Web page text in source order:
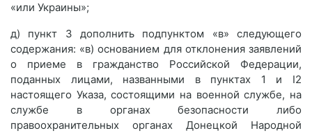
«или Украины»;
д) пункт 3 дополнить подпунктом «в» следующего
содержания: «в) основанием для отклонения заявлений
о приеме в гражданство Российской Федерации,
поданных лицами, названными в пунктах 1 и I2
настоящего Указа, состоящими на военной службе, на
службе в органах безопасности либо
правоохранительных органах Донецкой Народной